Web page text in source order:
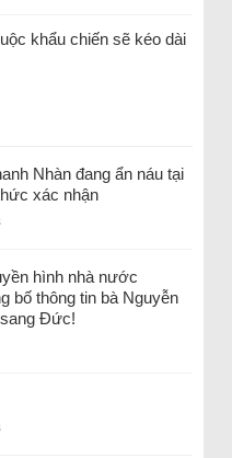
khẩu chiến sẽ kéo dài
Nhàn đang ẩn náu tại
xác nhận
hình nhà nước
bố thông tin bà Nguyễn
Đức!